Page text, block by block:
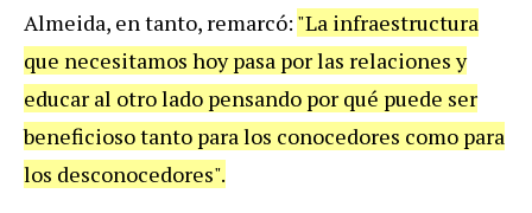
Almeida, en tanto, remarcó: "La infraestructura
que necesitamos hoy pasa por las relaciones y
educar al otro lado pensando por qué puede ser
beneficioso tanto para los conocedores como para
los desconocedores".